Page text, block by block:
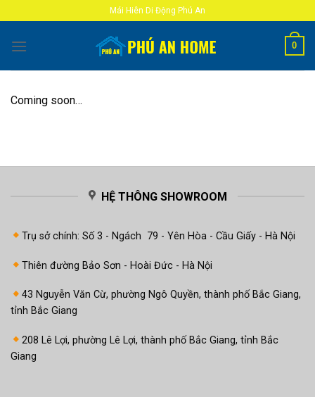
to
content
Mái Hiên Di Động Phú An
0
Coming soon…
HỆ THÔNG SHOWROOM
Trụ sở chính: Số 3 - Ngách 79 - Yên Hòa - Cầu Giấy - Hà Nội
Thiên đường Bảo Sơn - Hoài Đức - Hà Nội
43 Nguyễn Văn Cừ, phường Ngô Quyền, thành phố Bắc Giang,
tỉnh Bắc Giang
208 Lê Lợi, phường Lê Lợi, thành phố Bắc Giang, tỉnh Bắc
Giang